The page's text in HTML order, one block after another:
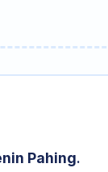
Pahing.